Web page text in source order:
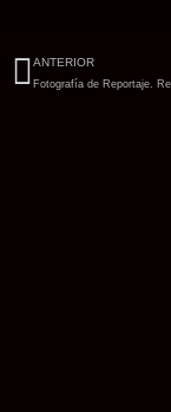
Ant
ANTERIOR